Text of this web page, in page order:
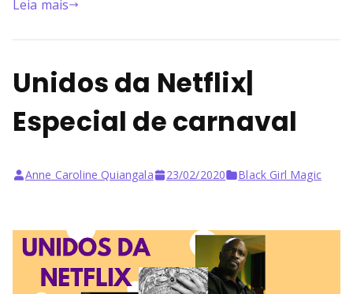
Leia mais
Unidos da Netflix|
Especial de carnaval
Anne Caroline Quiangala 23/02/2020 Black Girl Magic